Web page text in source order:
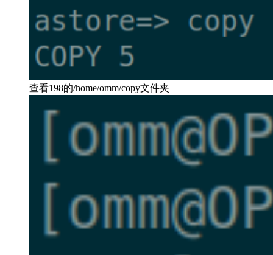
查看198的/home/omm/copy文件夹